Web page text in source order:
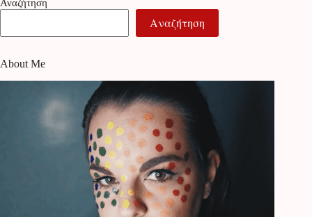
Αναζήτηση
Αναζήτηση
About Me